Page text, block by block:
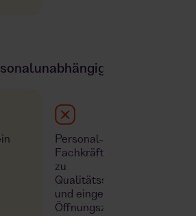
Personal- und
Fachkräftemangel kann
zu
Qualitätsschwankungen
und eingeschränkten
Öffnungszeiten führen